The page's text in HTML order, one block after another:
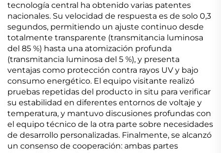
tecnología central ha obtenido varias patentes
nacionales. Su velocidad de respuesta es de solo 0,3
segundos, permitiendo un ajuste continuo desde
totalmente transparente (transmitancia luminosa
del 85 %) hasta una atomización profunda
(transmitancia luminosa del 5 %), y presenta
ventajas como protección contra rayos UV y bajo
consumo energético. El equipo visitante realizó
pruebas repetidas del producto in situ para verificar
su estabilidad en diferentes entornos de voltaje y
temperatura, y mantuvo discusiones profundas con
el equipo técnico de la otra parte sobre necesidades
de desarrollo personalizadas. Finalmente, se alcanzó
un consenso de cooperación: ambas partes